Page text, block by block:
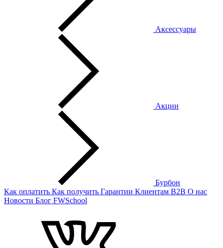
Аксессуары
Акции
Бурбон
Как оплатить Как получить Гарантии Клиентам B2B О нас
Новости Блог FWSchool